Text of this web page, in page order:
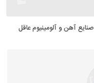
صنایع آهن و آلومینیوم عاقل